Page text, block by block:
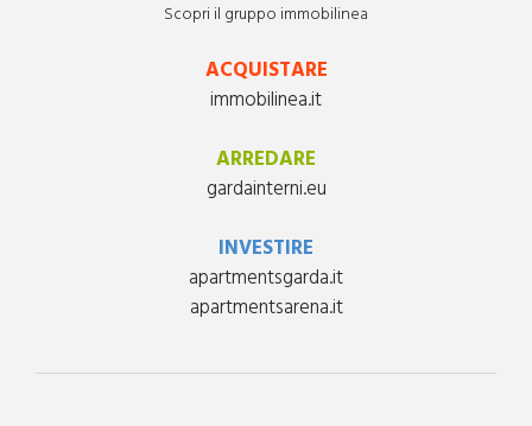
Scopri il gruppo immobilinea
ACQUISTARE
immobilinea.it
ARREDARE
gardainterni.eu
INVESTIRE
apartmentsgarda.it
apartmentsarena.it